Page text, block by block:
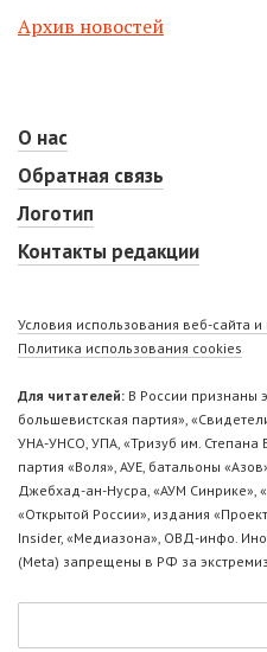
Архив новостей
О нас
Обратная связь
Логотип
Контакты редакции
Условия использования веб-сайта
Политика использования cookies
Для читателей: В России признаны
большевистская партия»,
УНА-УНСО, УПА, «Тризуб им. Степана
партия «Воля», АУЕ, батальоны
Джебхад-ан-Нусра, «АУМ Синрике»,
«Открытой России», издания
Insider, «Медиазона», ОВД-инфо.
(Metа) запрещены в РФ за